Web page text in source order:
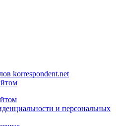
korrespondent.net
и персональных